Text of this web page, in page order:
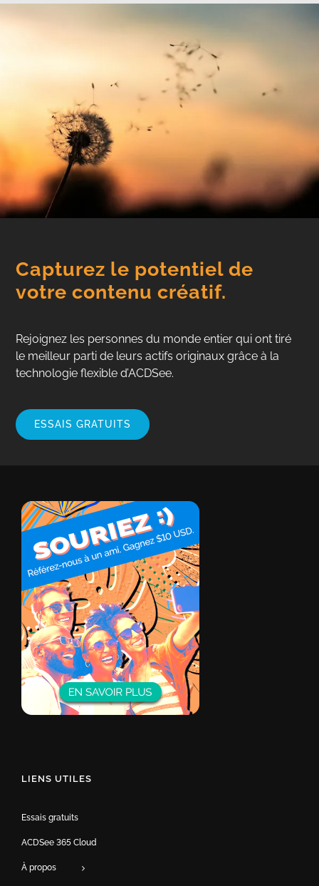
Capturez le potentiel de
votre contenu créatif.
Rejoignez les personnes du monde entier qui ont tiré
le meilleur parti de leurs actifs originaux grâce à la
technologie flexible d’ACDSee.
ESSAIS GRATUITS
LIENS UTILES
Essais gratuits
ACDSee 365 Cloud
À propos